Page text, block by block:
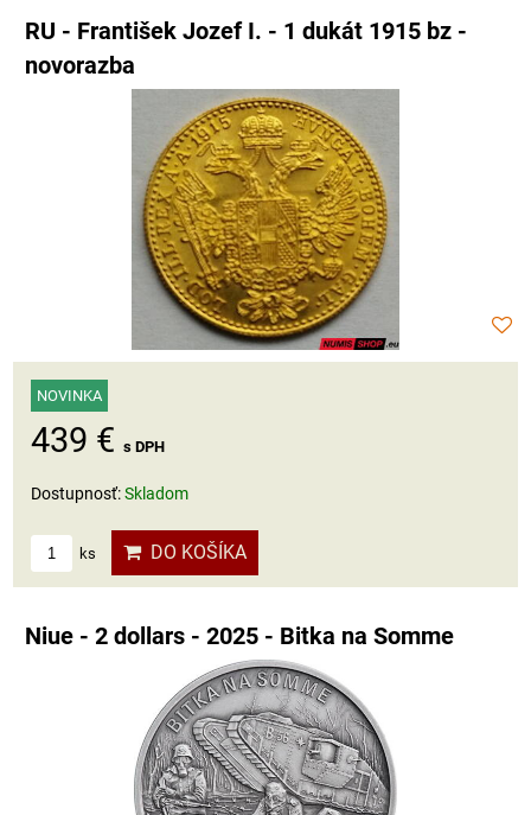
RU - František Jozef I. - 1 dukát 1915 bz -
novorazba
NOVINKA
439 € s DPH
Dostupnosť:Skladom
ks DO KOŠÍKA
Niue - 2 dollars - 2025 - Bitka na Somme